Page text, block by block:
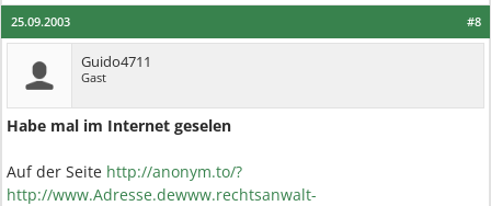
#8
25.09.2003
Guido4711
Gast
Habe mal im Internet geselen
Auf der Seite http://anonym.to/?
http://www.Adresse.dewww.rechtsanwalt-